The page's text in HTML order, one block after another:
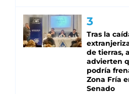
Tras la
de tierras,
advierten
podría
Zona Fría
Senado